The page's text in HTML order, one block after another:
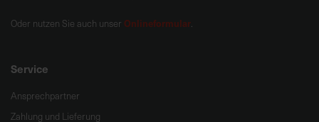
Oder nutzen Sie auch unser Onlineformular.
Service
Ansprechpartner
Zahlung und Lieferung